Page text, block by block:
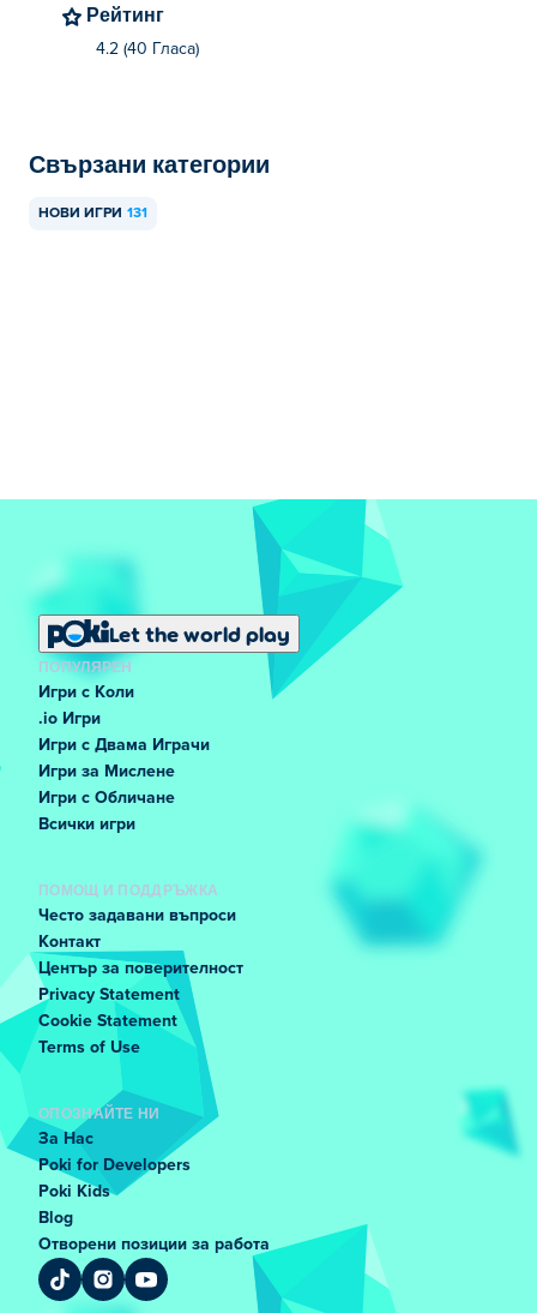
Рейтинг
4.2 (40 Гласa)
Свързани категории
НОВИ ИГРИ 131
Let the world play
ПОПУЛЯРЕН
Игри с Коли
.io Игри
Игри с Двама Играчи
Игри за Мислене
Игри с Обличане
Всички игри
ПОМОЩ И ПОДДРЪЖКА
Често задавани въпроси
Контакт
Център за поверителност
Privacy Statement
Cookie Statement
Terms of Use
ОПОЗНАЙТЕ НИ
За Нас
Poki for Developers
Poki Kids
Blog
Отворени позиции за работа